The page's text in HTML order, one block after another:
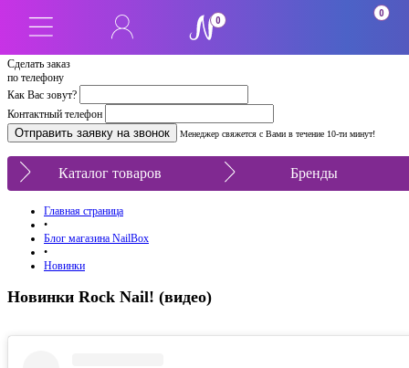
Сделать заказ
по телефону
Как Вас зовут?
Контактный телефон
Менеджер свяжется с Вами в течение 10-ти минут!
0
0
Каталог товаров Бренды
Главная страница
•
Блог магазина NailBox
•
Новинки
Новинки Rock Nail! (видео)